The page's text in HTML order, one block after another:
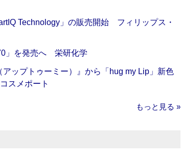
Technology」の販売開始 フィリップス・
」を発売へ 栄研化学
ップトゥーミー）』から「hug my Lip」新色
スメポート
もっと見る »